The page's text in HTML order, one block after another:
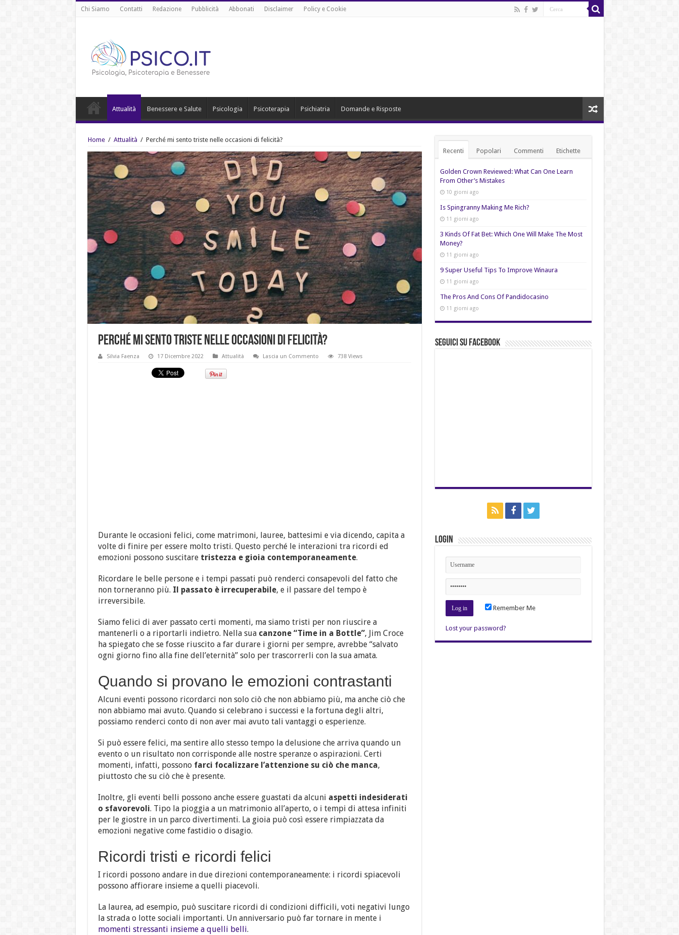
Chi Siamo Contatti Redazione Pubblicità Abbonati Disclaimer Policy e Cookie
Attualità Benessere e Salute Psicologia Psicoterapia Psichiatria Domande e Risposte
Home / Attualità / Perché mi sento triste nelle occasioni di felicità?
Perché mi sento triste nelle occasioni di felicità?
Silvia Faenza 17 Dicembre 2022 Attualità Lascia un Commento 738 Views
Durante le occasioni felici, come matrimoni, lauree, battesimi e via dicendo, capita a
volte di finire per essere molto tristi. Questo perché le interazioni tra ricordi ed
emozioni possono suscitare tristezza e gioia contemporaneamente.
Ricordare le belle persone e i tempi passati può renderci consapevoli del fatto che
non torneranno più. Il passato è irrecuperabile, e il passare del tempo è
irreversibile.
Siamo felici di aver passato certi momenti, ma siamo tristi per non riuscire a
mantenerli o a riportarli indietro. Nella sua canzone “Time in a Bottle”, Jim Croce
ha spiegato che se fosse riuscito a far durare i giorni per sempre, avrebbe “salvato
ogni giorno fino alla fine dell’eternità” solo per trascorrerli con la sua amata.
Quando si provano le emozioni contrastanti
Alcuni eventi possono ricordarci non solo ciò che non abbiamo più, ma anche ciò che
non abbiamo mai avuto. Quando si celebrano i successi e la fortuna degli altri,
possiamo renderci conto di non aver mai avuto tali vantaggi o esperienze.
Si può essere felici, ma sentire allo stesso tempo la delusione che arriva quando un
evento o un risultato non corrisponde alle nostre speranze o aspirazioni. Certi
momenti, infatti, possono farci focalizzare l’attenzione su ciò che manca,
piuttosto che su ciò che è presente.
Inoltre, gli eventi belli possono anche essere guastati da alcuni aspetti indesiderati
o sfavorevoli. Tipo la pioggia a un matrimonio all’aperto, o i tempi di attesa infiniti
per le giostre in un parco divertimenti. La gioia può così essere rimpiazzata da
emozioni negative come fastidio o disagio.
Ricordi tristi e ricordi felici
I ricordi possono andare in due direzioni contemporaneamente: i ricordi spiacevoli
possono affiorare insieme a quelli piacevoli.
La laurea, ad esempio, può suscitare ricordi di condizioni difficili, voti negativi lungo
la strada o lotte sociali importanti. Un anniversario può far tornare in mente i
momenti stressanti insieme a quelli belli.
Recenti Popolari Commenti Etichette
Golden Crown Reviewed: What Can One Learn
From Other’s Mistakes
10 giorni ago
Is Spingranny Making Me Rich?
11 giorni ago
3 Kinds Of Fat Bet: Which One Will Make The Most
Money?
11 giorni ago
9 Super Useful Tips To Improve Winaura
11 giorni ago
The Pros And Cons Of Pandidocasino
11 giorni ago
Seguici su Facebook
Login
Remember Me
Lost your password?